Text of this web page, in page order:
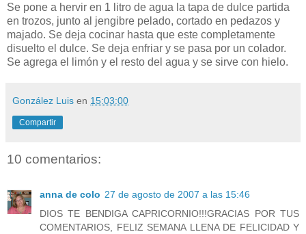
Se pone a hervir en 1 litro de agua la tapa de dulce partida
en trozos, junto al jengibre pelado, cortado en pedazos y
majado. Se deja cocinar hasta que este completamente
disuelto el dulce. Se deja enfriar y se pasa por un colador.
Se agrega el limón y el resto del agua y se sirve con hielo.
González Luis en 15:03:00
Compartir
10 comentarios:
anna de colo 27 de agosto de 2007 a las 15:46
DIOS TE BENDIGA CAPRICORNIO!!!GRACIAS POR TUS
COMENTARIOS, FELIZ SEMANA LLENA DE FELICIDAD Y